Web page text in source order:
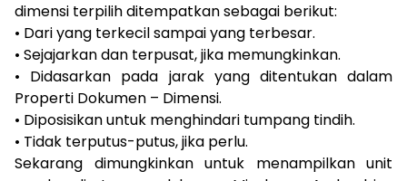
dimensi terpilih ditempatkan sebagai berikut:
• Dari yang terkecil sampai yang terbesar.
• Sejajarkan dan terpusat, jika memungkinkan.
• Didasarkan pada jarak yang ditentukan dalam
Properti Dokumen – Dimensi.
• Diposisikan untuk menghindari tumpang tindih.
• Tidak terputus-putus, jika perlu.
Sekarang dimungkinkan untuk menampilkan unit